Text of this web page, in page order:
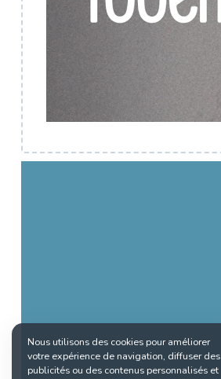
Nous utilisons des cookies pour améliorer
votre expérience de navigation, diffuser des
publicités ou des contenus personnalisés et